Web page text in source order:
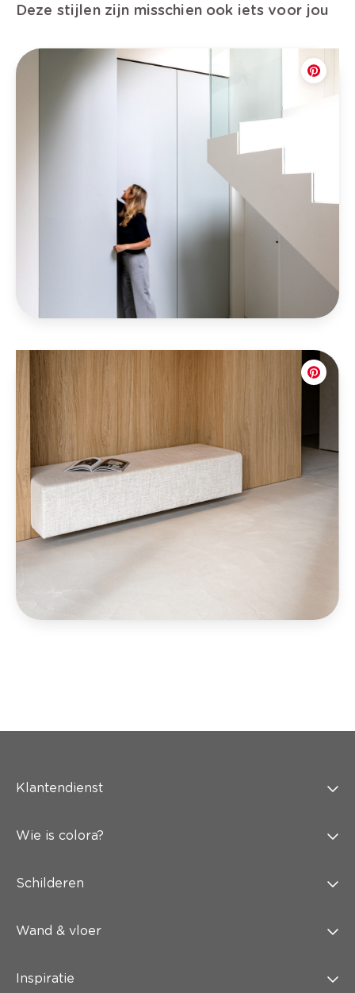
Deze stijlen zijn misschien ook iets voor jou
Klantendienst
Wie is colora?
Schilderen
Wand & vloer
Inspiratie